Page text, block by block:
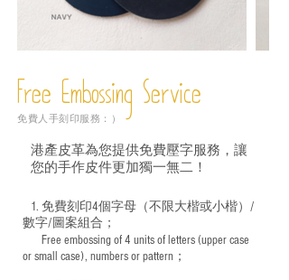
Free Embossing Service
免費人手刻印服務：）
港產皮革為您提供免費壓字服務，讓
您的手作皮件更加獨一無二！
1. 免費刻印4個字母（不限大楷或小楷）/
數字/圖案組合；
Free embossing of 4 units of letters (upper case
or small case), numbers or pattern；